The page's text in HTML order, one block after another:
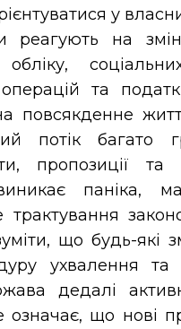
у
реагують на
обліку,
операцій та
повсякденне
потік багато
пропозиції
виникає паніка,
трактування
що будь-які
ухвалення
дедалі
що нові